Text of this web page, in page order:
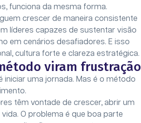
funciona da mesma forma.
crescer de maneira consistente
líderes capazes de sustentar visão
em cenários desafiadores. E isso
cultura forte e clareza estratégica.
viram frustração
iniciar uma jornada. Mas é o método
têm vontade de crescer, abrir um
O problema é que boa parte